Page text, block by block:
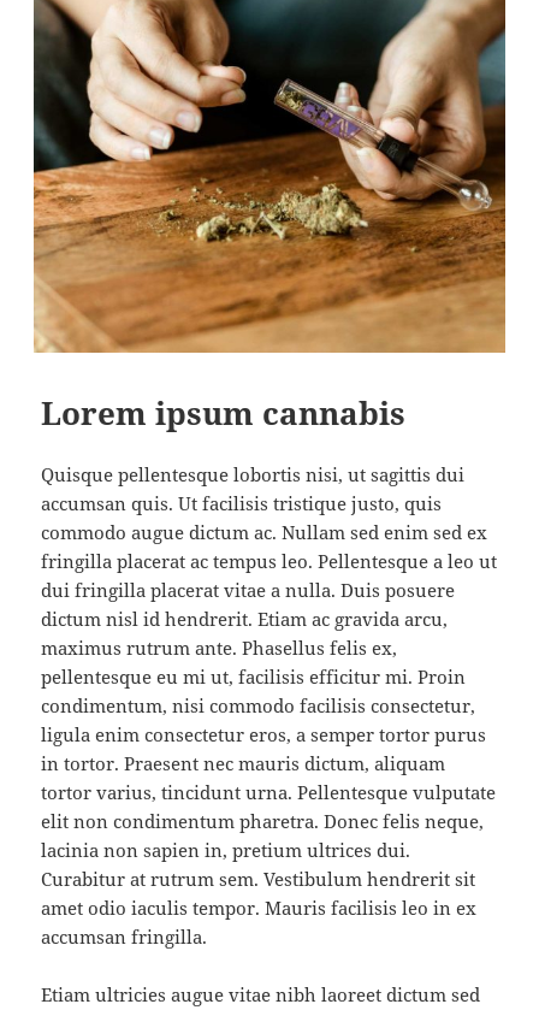
Lorem ipsum cannabis
Quisque pellentesque lobortis nisi, ut sagittis dui
accumsan quis. Ut facilisis tristique justo, quis
commodo augue dictum ac. Nullam sed enim sed ex
fringilla placerat ac tempus leo. Pellentesque a leo ut
dui fringilla placerat vitae a nulla. Duis posuere
dictum nisl id hendrerit. Etiam ac gravida arcu,
maximus rutrum ante. Phasellus felis ex,
pellentesque eu mi ut, facilisis efficitur mi. Proin
condimentum, nisi commodo facilisis consectetur,
ligula enim consectetur eros, a semper tortor purus
in tortor. Praesent nec mauris dictum, aliquam
tortor varius, tincidunt urna. Pellentesque vulputate
elit non condimentum pharetra. Donec felis neque,
lacinia non sapien in, pretium ultrices dui.
Curabitur at rutrum sem. Vestibulum hendrerit sit
amet odio iaculis tempor. Mauris facilisis leo in ex
accumsan fringilla.
Etiam ultricies augue vitae nibh laoreet dictum sed